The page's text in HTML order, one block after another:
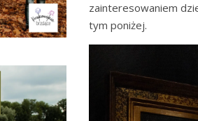
zainteresowaniem
tym poniżej.